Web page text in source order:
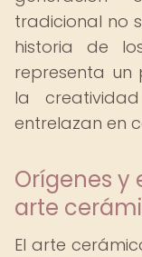
tradicional no
historia de
representa un
la
entrelazan en
Orígenes y
arte
El arte